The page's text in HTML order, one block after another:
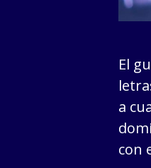
El
a
con